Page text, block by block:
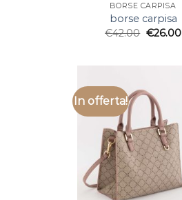
BORSE CARPISA
borse carpisa
€42.00 €26.00
In offerta!